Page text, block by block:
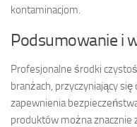
kontaminacjom.
Podsumowanie i
Profesjonalne środki
branżach, przyczyniający
zapewnienia
produktów można